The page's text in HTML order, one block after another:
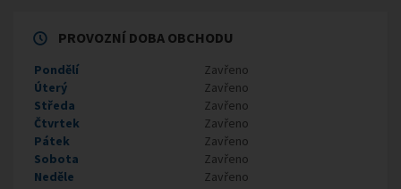
PROVOZNÍ DOBA OBCHODU
Pondělí
Zavřeno
Úterý
Zavřeno
Středa
Zavřeno
Čtvrtek
Zavřeno
Pátek
Zavřeno
Sobota
Zavřeno
Neděle
Zavřeno